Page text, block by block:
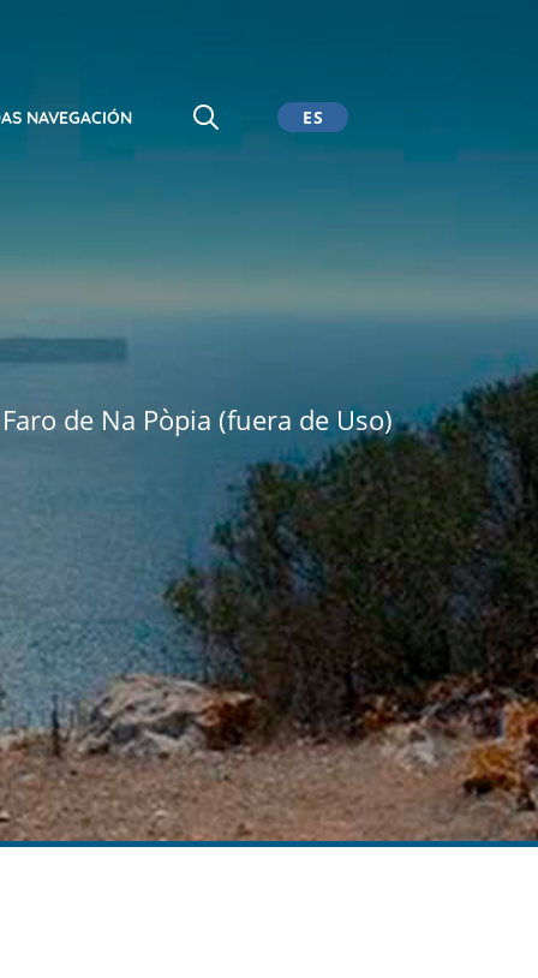
NAVEGACIÓN ES
de Na Pòpia (fuera de Uso)